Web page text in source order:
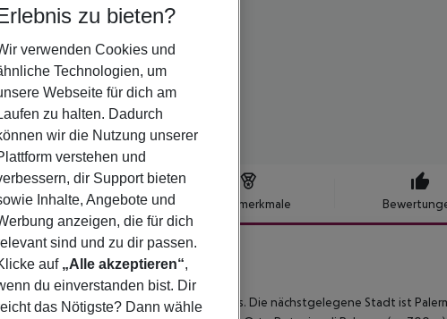
Hotelbeschreibung Hotelmerkmale
sich in der Umgebung eines Strandes. Die nächstgelegene Stadt ist
zu bieten?
verwenden Cookies und
Technologien, um
Webseite für dich am
zu halten. Dadurch
wir die Nutzung unserer
verstehen und
dir Support bieten
Inhalte, Angebote und
anzeigen, die für dich
sind und zu dir passen.
auf „Alle akzeptieren“,
du einverstanden bist. Dir
das Nötigste? Dann wähle